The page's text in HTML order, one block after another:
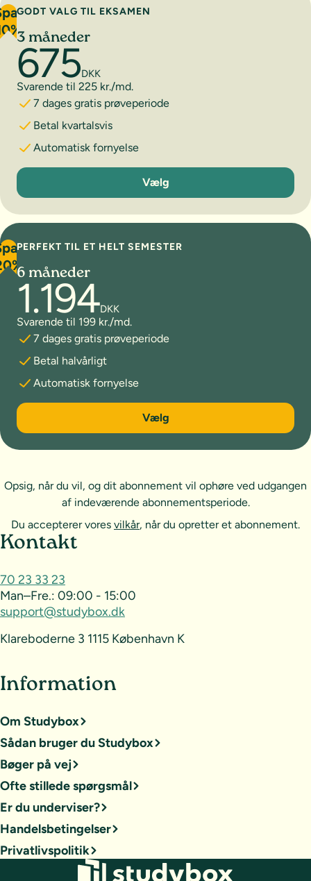
GODT VALG TIL EKSAMEN
3 måneder
675DKK
Svarende til 225 kr./md.
7 dages gratis prøveperiode
Betal kvartalsvis
Automatisk fornyelse
3 måneder
Vælg
PERFEKT TIL ET HELT SEMESTER
6 måneder
1.194DKK
Svarende til 199 kr./md.
7 dages gratis prøveperiode
Betal halvårligt
Automatisk fornyelse
6 måneder
Vælg
Opsig, når du vil, og dit abonnement vil ophøre ved udgangen
af indeværende abonnementsperiode.
Du accepterer vores vilkår, når du opretter et abonnement.
Sideoversigt og kontakt
Kontakt
70 23 33 23
Man–Fre.: 09:00 - 15:00
support@studybox.dk
Klareboderne 3 1115 København K
Information
Om Studybox
Sådan bruger du Studybox
Bøger på vej
Ofte stillede spørgsmål
Er du underviser?
Handelsbetingelser
Privatlivspolitik